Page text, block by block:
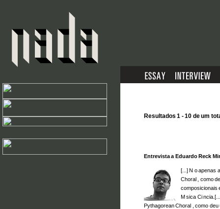
Resultados 1 - 10 de um
Entrevista a Eduardo Reck
[...] N o apenas
Choral , como
composicionais
M sica Ci
Pythagorean Choral , como